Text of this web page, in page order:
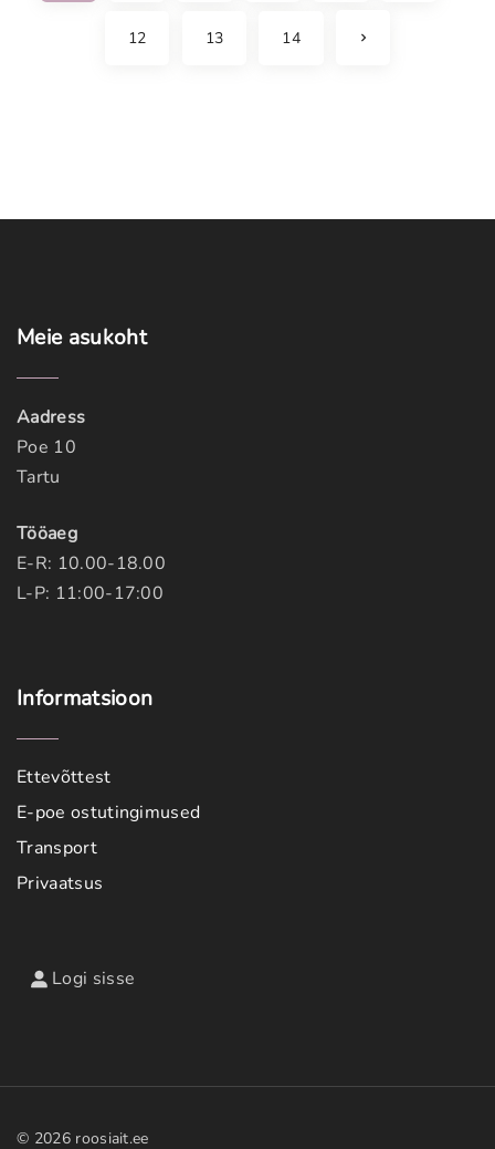
12 13 14 N
Meie asukoht
Aadress
Poe 10
Tartu
Tööaeg
E-R: 10.00-18.00
L-P: 11:00-17:00
Informatsioon
Ettevõttest
E-poe ostutingimused
Transport
Privaatsus
Logi sisse
© 2026roosiait.ee